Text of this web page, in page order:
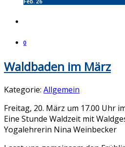
Feb. 26
0
Waldbaden im März
Kategorie: Allgemein
Freitag, 20. März um 17.00 Uhr
Eine Stunde Waldzeit mit
Yogalehrerin Nina Weinbecker